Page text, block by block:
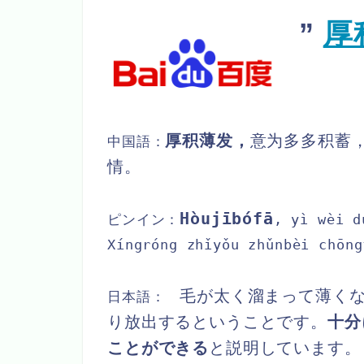
” 厚
中国語： 厚积薄发， 意为多多积蓄
情。
ピンイン： Hòujībófā , yì wèi
Xíngróng zhǐyǒu zhǔnbèi
日本語：毛が太く溜まって薄く
り放出するということです。 十
ことができる と説明しています